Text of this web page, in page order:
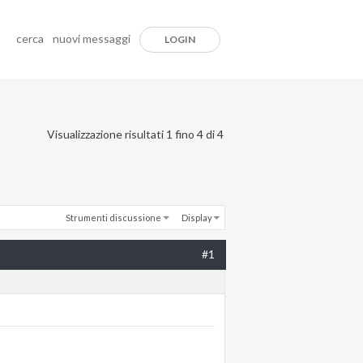
cerca nuovi messaggi LOGIN
Visualizzazione risultati 1 fino 4 di 4
Strumenti discussione Display
#1